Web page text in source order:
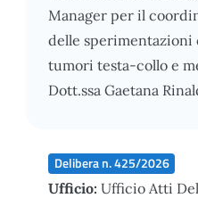
Manager per il
delle
tumori testa-collo e
Dott.ssa Gaetana
Delibera n. 425/2026
Ufficio: Ufficio Atti